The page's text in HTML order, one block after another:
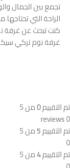
تجمع بين الجمال
الراحة التي
كنت تبحث عن غرفة
غرفة نوم تركي
تم التقييم0من 5
0 reviews
تم التقييم5من 5
0
تم التقييم4من 5